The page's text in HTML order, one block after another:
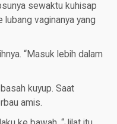
sewaktu kuhisap
vaginanya yang
“Masuk lebih dalam
kuyup. Saat
amis.